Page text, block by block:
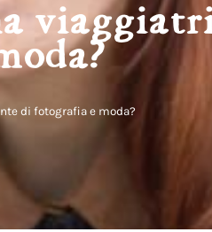
di fotografia e moda?